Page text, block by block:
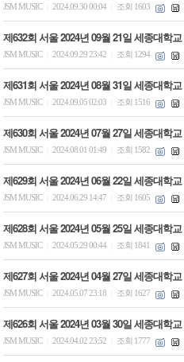
JSM MUSIC 2024.09.30 00:04 조회 1603
제632회 서울 2024년 09월 21일 세종대학교
JSM MUSIC 2024.09.29 23:42 조회 1294
제631회 서울 2024년 08월 31일 세종대학교
JSM MUSIC 2024.09.05 02:03 조회 1516
제630회 서울 2024년 07월 27일 세종대학교
JSM MUSIC 2024.08.01 01:49 조회 1582
제629회 서울 2024년 06월 22일 세종대학교
JSM MUSIC 2024.06.29 14:47 조회 1605
제628회 서울 2024년 05월 25일 세종대학교
JSM MUSIC 2024.05.29 00:44 조회 1841
제627회 서울 2024년 04월 27일 세종대학교
JSM MUSIC 2024.05.07 23:18 조회 1627
제626회 서울 2024년 03월 30일 세종대학교
JSM MUSIC 2024.04.02 23:52 조회 1777